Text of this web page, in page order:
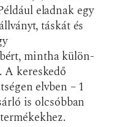
eladnak egy
táskát és
mintha külön-
A kereskedő
elvben – 1
is olcsóbban